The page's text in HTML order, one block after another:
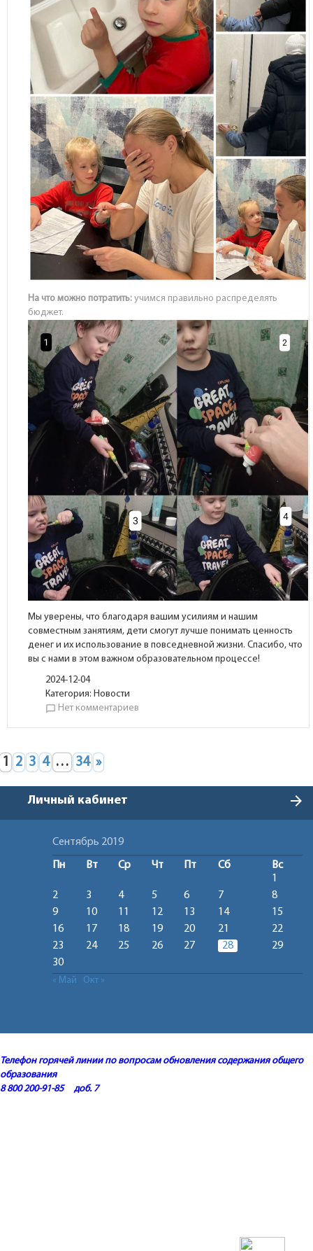
На что можно потратить: учимся правильно распределять
бюджет.
Мы уверены, что благодаря вашим усилиям и нашим
совместным занятиям, дети смогут лучше понимать ценность
денег и их использование в повседневной жизни. Спасибо, что
вы с нами в этом важном образовательном процессе!
2024-12-04
Категория:Новости
chat_bubble_outline Нет комментариев
1 2 3 4 … 34 »
Личный кабинет arrow_forward
Сентябрь 2019
Пн Вт Ср Чт Пт Сб
Вс
1
2
3 4 5 6 7
8
9
10 11 12 13 14
15
16
17 18 19 20 21
22
23
24 25 26 27 28
29
30
« Май Окт »
Телефон горячей линии по вопросам обновления содержания общего
образования
8 800 200-91-85 доб. 7